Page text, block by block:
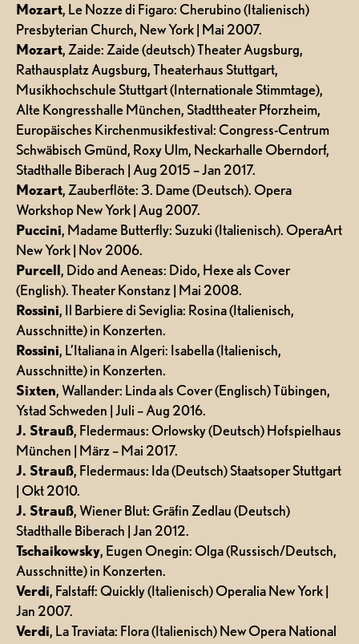
Mozart, Le Nozze di Figaro: Cherubino (Italienisch)
Presbyterian Church, New York | Mai 2007.
Mozart, Zaide: Zaide (deutsch) Theater Augsburg,
Rathausplatz Augsburg, Theaterhaus Stuttgart,
Musikhochschule Stuttgart (Internationale Stimmtage),
Alte Kongresshalle München, Stadttheater Pforzheim,
Europäisches Kirchenmusikfestival: Congress-Centrum
Schwäbisch Gmünd, Roxy Ulm, Neckarhalle Oberndorf,
Stadthalle Biberach | Aug 2015 – Jan 2017.
Mozart, Zauberflöte: 3. Dame (Deutsch). Opera
Workshop New York | Aug 2007.
Puccini, Madame Butterfly: Suzuki (Italienisch). OperaArt
New York | Nov 2006.
Purcell, Dido and Aeneas: Dido, Hexe als Cover
(English). Theater Konstanz | Mai 2008.
Rossini, Il Barbiere di Seviglia: Rosina (Italienisch,
Ausschnitte) in Konzerten.
Rossini, L’Italiana in Algeri: Isabella (Italienisch,
Ausschnitte) in Konzerten.
Sixten, Wallander: Linda als Cover (Englisch) Tübingen,
Ystad Schweden | Juli – Aug 2016.
J. Strauß, Fledermaus: Orlowsky (Deutsch) Hofspielhaus
München | März – Mai 2017.
J. Strauß, Fledermaus: Ida (Deutsch) Staatsoper Stuttgart
| Okt 2010.
J. Strauß, Wiener Blut: Gräfin Zedlau (Deutsch)
Stadthalle Biberach | Jan 2012.
Tschaikowsky, Eugen Onegin: Olga (Russisch/Deutsch,
Ausschnitte) in Konzerten.
Verdi, Falstaff: Quickly (Italienisch) Operalia New York |
Jan 2007.
Verdi, La Traviata: Flora (Italienisch) New Opera National